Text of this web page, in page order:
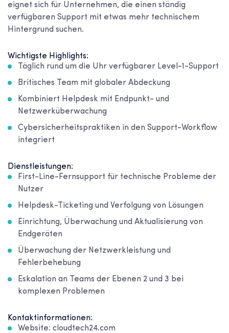
eignet sich für Unternehmen, die einen ständig
verfügbaren Support mit etwas mehr technischem
Hintergrund suchen.
Wichtigste Highlights:
Täglich rund um die Uhr verfügbarer Level-1-Support
Britisches Team mit globaler Abdeckung
Kombiniert Helpdesk mit Endpunkt- und
Netzwerküberwachung
Cybersicherheitspraktiken in den Support-Workflow
integriert
Dienstleistungen:
First-Line-Fernsupport für technische Probleme der
Nutzer
Helpdesk-Ticketing und Verfolgung von Lösungen
Einrichtung, Überwachung und Aktualisierung von
Endgeräten
Überwachung der Netzwerkleistung und
Fehlerbehebung
Eskalation an Teams der Ebenen 2 und 3 bei
komplexen Problemen
Kontaktinformationen:
Website: cloudtech24.com